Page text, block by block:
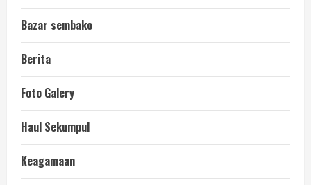
Bazar sembako
Berita
Foto Galery
Haul Sekumpul
Keagamaan